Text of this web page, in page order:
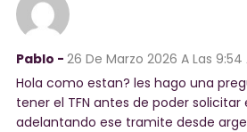
Pablo - 26 De Marzo 2026 A Las 9:54
Hola como estan? les hago una
tener el TFN antes de poder solicitar
adelantando ese tramite desde